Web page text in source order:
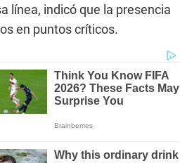
línea, indicó que la presencia
en puntos críticos.